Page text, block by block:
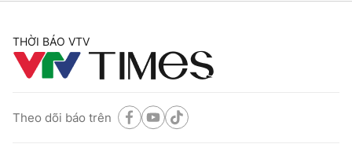
THỜI BÁO VTV
Theo dõi báo trên